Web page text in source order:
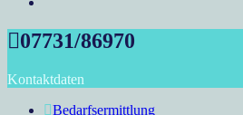
07731/86970
Kontaktdaten
Bedarfsermittlung